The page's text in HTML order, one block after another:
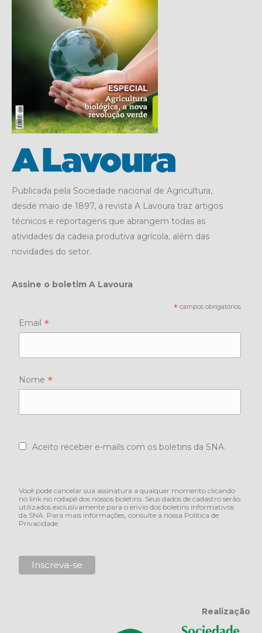
Publicada pela Sociedade nacional de Agricultura,
desde maio de 1897, a revista A Lavoura traz artigos
técnicos e reportagens que abrangem todas as
atividades da cadeia produtiva agrícola, além das
novidades do setor.
Assine o boletim A Lavoura
* campos obrigatórios
Email *
Nome *
Aceito receber e-mails com os boletins da SNA.
Você pode cancelar sua assinatura a qualquer momento clicando
no link no rodapé dos nossos boletins. Seus dados de cadastro serão
utilizados exclusivamente para o envio dos boletins informativos
da SNA. Para mais informações, consulte a nossa Política de
Privacidade
Realização